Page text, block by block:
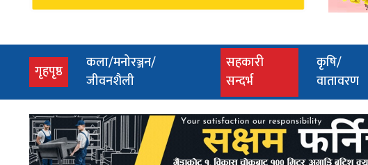
गृहपृष्ठ(current)कला/मनोरञ्जन/
जीवनशैली
सहकारी
सन्दर्भ
कृषि/
वातावरण